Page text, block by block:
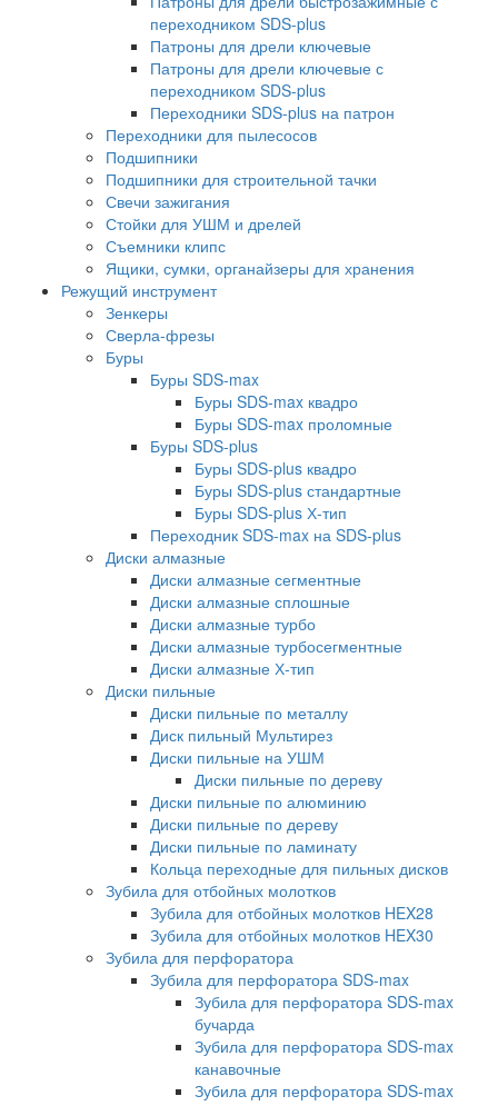
переходником SDS-plus
Патроны для дрели ключевые
Патроны для дрели ключевые с
переходником SDS-plus
Переходники SDS-plus на патрон
Переходники для пылесосов
Подшипники
Подшипники для строительной тачки
Свечи зажигания
Стойки для УШМ и дрелей
Съемники клипс
Ящики, сумки, органайзеры для хранения
Режущий инструмент
Зенкеры
Сверла-фрезы
Буры
Буры SDS-max
Буры SDS-max квадро
Буры SDS-max проломные
Буры SDS-plus
Буры SDS-plus квадро
Буры SDS-plus стандартные
Буры SDS-plus Х-тип
Переходник SDS-max на SDS-plus
Диски алмазные
Диски алмазные сегментные
Диски алмазные сплошные
Диски алмазные турбо
Диски алмазные турбосегментные
Диски алмазные Х-тип
Диски пильные
Диски пильные по металлу
Диск пильный Мультирез
Диски пильные на УШМ
Диски пильные по дереву
Диски пильные по алюминию
Диски пильные по дереву
Диски пильные по ламинату
Кольца переходные для пильных дисков
Зубила для отбойных молотков
Зубила для отбойных молотков HEX28
Зубила для отбойных молотков HEX30
Зубила для перфоратора
Зубила для перфоратора SDS-max
Зубила для перфоратора SDS-max
бучарда
Зубила для перфоратора SDS-max
канавочные
Зубила для перфоратора SDS-max